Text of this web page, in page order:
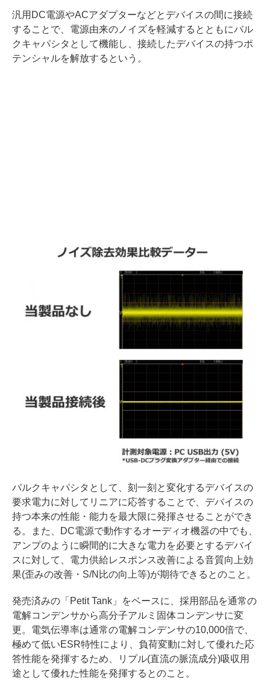
汎用DC電源やACアダプターなどとデバイスの間に接続
することで、電源由来のノイズを軽減するとともにバル
クキャパシタとして機能し、接続したデバイスの持つポ
テンシャルを解放するという。
バルクキャパシタとして、刻一刻と変化するデバイスの
要求電力に対してリニアに応答することで、デバイスの
持つ本来の性能・能力を最大限に発揮させることができ
る。また、DC電源で動作するオーディオ機器の中でも、
アンプのように瞬間的に大きな電力を必要とするデバイ
スに対して、電力供給レスポンス改善による音質向上効
果(歪みの改善・S/N比の向上等)が期待できるとのこと。
発売済みの「Petit Tank」をベースに、採用部品を通常の
電解コンデンサから高分子アルミ固体コンデンサに変
更。電気伝導率は通常の電解コンデンサの10,000倍で、
極めて低いESR特性により、負荷変動に対して優れた応
答性能を発揮するため、リプル(直流の脈流成分)吸収用
途として優れた性能を発揮するとのこと。